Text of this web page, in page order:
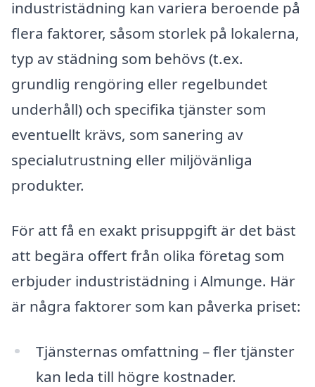
industristädning kan variera beroende på
flera faktorer, såsom storlek på lokalerna,
typ av städning som behövs (t.ex.
grundlig rengöring eller regelbundet
underhåll) och specifika tjänster som
eventuellt krävs, som sanering av
specialutrustning eller miljövänliga
produkter.
För att få en exakt prisuppgift är det bäst
att begära offert från olika företag som
erbjuder industristädning i Almunge. Här
är några faktorer som kan påverka priset:
Tjänsternas omfattning – fler tjänster
kan leda till högre kostnader.